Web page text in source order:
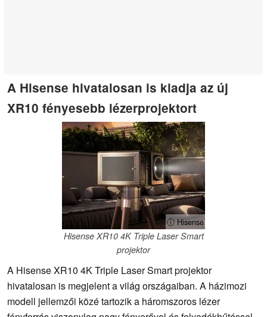
A Hisense hivatalosan is kiadja az új
XR10 fényesebb lézerprojektort
ⓘ Hisense
Hisense XR10 4K Triple Laser Smart
projektor
A Hisense XR10 4K Triple Laser Smart projektor
hivatalosan is megjelent a világ országaiban. A házimozi
modell jellemzői közé tartozik a háromszoros lézer